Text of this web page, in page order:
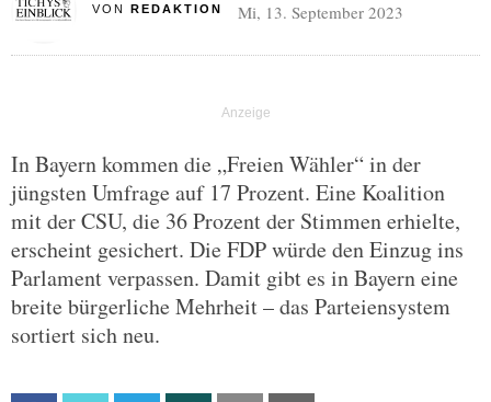
VON REDAKTION Mi, 13. September 2023
In Bayern kommen die „Freien Wähler“ in der
jüngsten Umfrage auf 17 Prozent. Eine Koalition
mit der CSU, die 36 Prozent der Stimmen erhielte,
erscheint gesichert. Die FDP würde den Einzug ins
Parlament verpassen. Damit gibt es in Bayern eine
breite bürgerliche Mehrheit – das Parteiensystem
sortiert sich neu.